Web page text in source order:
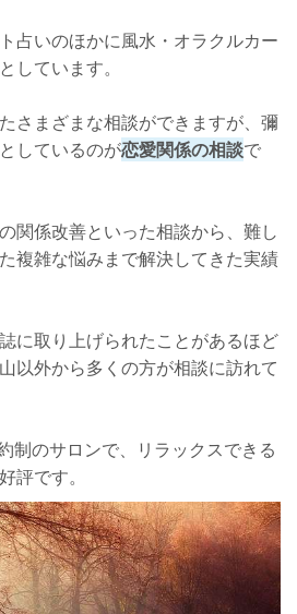
占いのほかに風水・オラクルカー
しています。
さまざまな相談ができますが、彌
しているのが恋愛関係の相談で
関係改善といった相談から、難し
複雑な悩みまで解決してきた実績
に取り上げられたことがあるほど
以外から多くの方が相談に訪れて
制のサロンで、リラックスできる
評です。